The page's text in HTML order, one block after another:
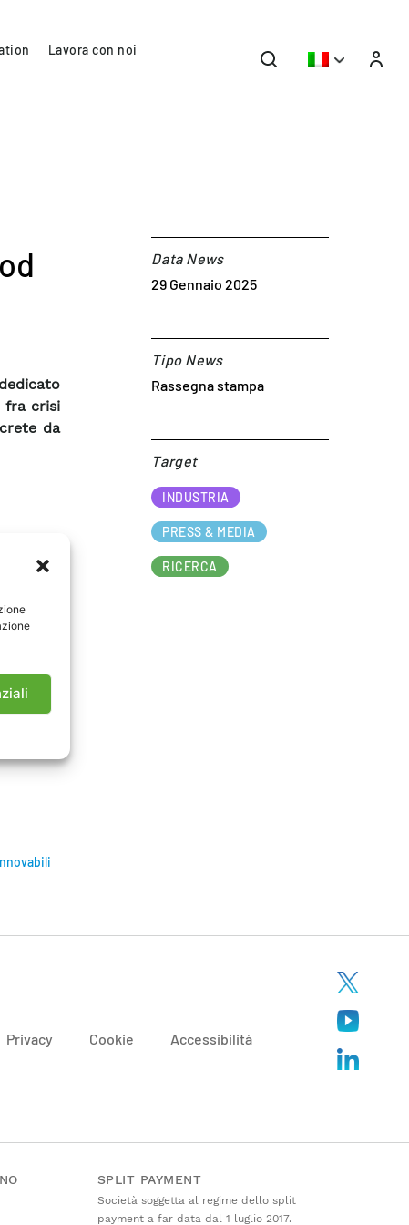
Lavora con noi
fra crisi
da
Data News
29 Gennaio 2025
Tipo News
Rassegna stampa
Target​
INDUSTRIA
PRESS & MEDIA
RICERCA
Privacy Cookie Accessibilità
SPLIT PAYMENT
Società soggetta al regime dello split
payment a far data dal 1 luglio 2017.